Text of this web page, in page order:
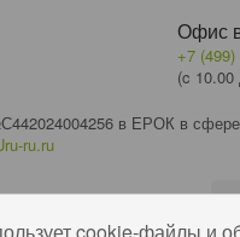
Офис
+7
(c 10.00
в ЕРОК в сфере
ru.ru